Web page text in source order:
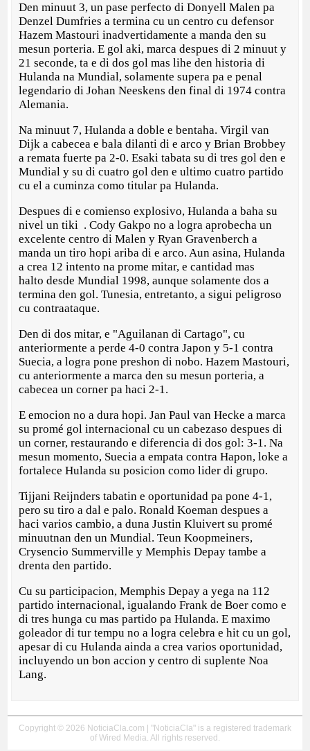
Den minuut 3, un pase perfecto di Donyell Malen pa
Denzel Dumfries a termina cu un centro cu defensor
Hazem Mastouri inadvertidamente a manda den su
mesun porteria. E gol aki, marca despues di 2 minuut y
21 seconde, ta e di dos gol mas lihe den historia di
Hulanda na Mundial, solamente supera pa e penal
legendario di Johan Neeskens den final di 1974 contra
Alemania.
Na minuut 7, Hulanda a doble e bentaha. Virgil van
Dijk a cabecea e bala dilanti di e arco y Brian Brobbey
a remata fuerte pa 2-0. Esaki tabata su di tres gol den e
Mundial y su di cuatro gol den e ultimo cuatro partido
cu el a cuminza como titular pa Hulanda.
Despues di e comienso explosivo, Hulanda a baha su
nivel un tiki . Cody Gakpo no a logra aprobecha un
excelente centro di Malen y Ryan Gravenberch a
manda un tiro hopi ariba di e arco. Aun asina, Hulanda
a crea 12 intento na prome mitar, e cantidad mas
halto desde Mundial 1998, aunque solamente dos a
termina den gol. Tunesia, entretanto, a sigui peligroso
cu contraataque.
Den di dos mitar, e "Aguilanan di Cartago", cu
anteriormente a perde 4-0 contra Japon y 5-1 contra
Suecia, a logra pone preshon di nobo. Hazem Mastouri,
cu anteriormente a marca den su mesun porteria, a
cabecea un corner pa haci 2-1.
E emocion no a dura hopi. Jan Paul van Hecke a marca
su promé gol internacional cu un cabezaso despues di
un corner, restaurando e diferencia di dos gol: 3-1. Na
mesun momento, Suecia a empata contra Hapon, loke a
fortalece Hulanda su posicion como lider di grupo.
Tijjani Reijnders tabatin e oportunidad pa pone 4-1,
pero su tiro a dal e palo. Ronald Koeman despues a
haci varios cambio, a duna Justin Kluivert su promé
minuutnan den un Mundial. Teun Koopmeiners,
Crysencio Summerville y Memphis Depay tambe a
drenta den partido.
Cu su participacion, Memphis Depay a yega na 112
partido internacional, igualando Frank de Boer como e
di tres hunga cu mas partido pa Hulanda. E maximo
goleador di tur tempu no a logra celebra e hit cu un gol,
apesar di cu Hulanda ainda a crea varios oportunidad,
incluyendo un bon accion y centro di suplente Noa
Lang.
Copyright © 2026 NoticiaCla.com | "NoticiaCla" is a registered trademark
of Wired Media. All rights reserved.